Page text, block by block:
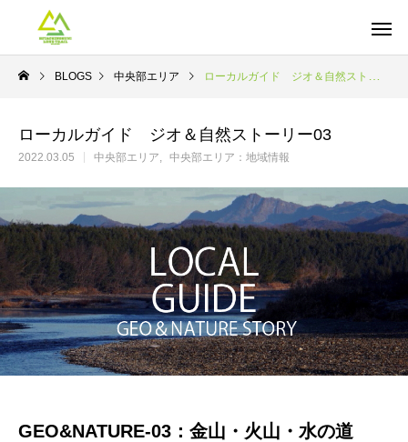
BLOGS 中央部エリア ローカルガイド ジオ＆自然ストーリー03
ローカルガイド ジオ＆自然ストーリー03
2022.03.05 中央部エリア 中央部エリア：地域情報
GEO&NATURE-03：金山・火山・水の道